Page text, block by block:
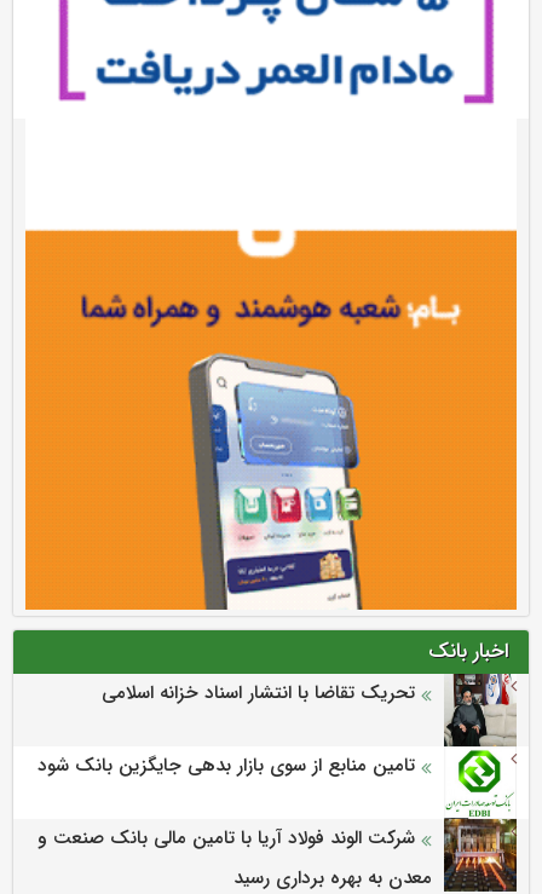
اخبار بانک
تحریک تقاضا با انتشار اسناد خزانه اسلامی
تامین منابع از سوی بازار بدهی جایگزین بانک شود
شرکت الوند فولاد آریا با تامین مالی بانک صنعت و
معدن به بهره برداری رسید